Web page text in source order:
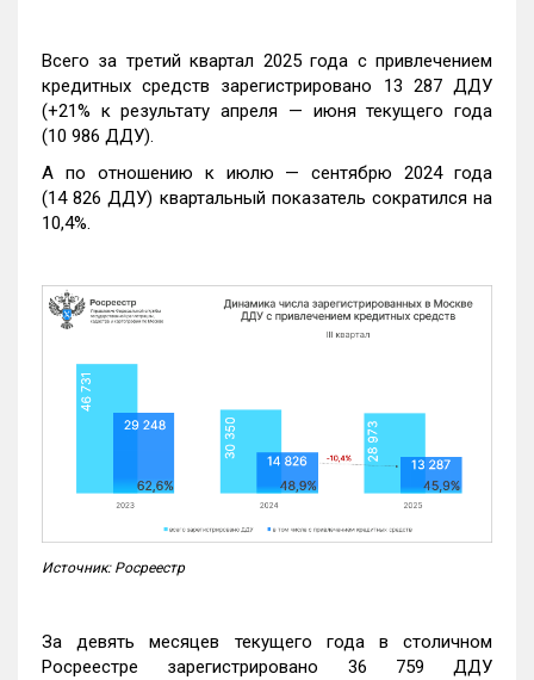
Всего за третий квартал 2025 года с привлечением
кредитных средств зарегистрировано 13 287 ДДУ
(+21% к результату апреля — июня текущего года
(10 986 ДДУ).
А по отношению к июлю — сентябрю 2024 года
(14 826 ДДУ) квартальный показатель сократился на
10,4%.
Источник: Росреестр
За девять месяцев текущего года в столичном
Росреестре зарегистрировано 36 759 ДДУ